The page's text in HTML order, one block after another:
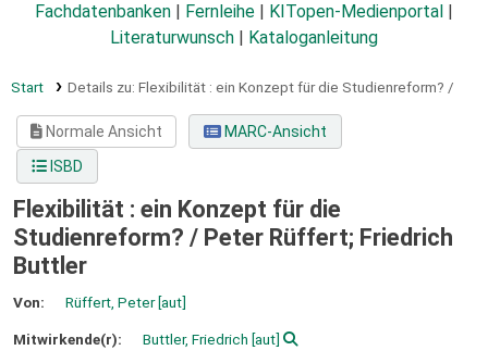
Fachdatenbanken
Fernleihe KITopen-Medienportal
Literaturwunsch
Kataloganleitung
Start Details zu: Flexibilität : ein Konzept für die Studienreform? /
Normale Ansicht
MARC-Ansicht
ISBD
Flexibilität : ein Konzept für die
Studienreform? / Peter Rüffert; Friedrich
Buttler
Von: Rüffert, Peter[aut]
Mitwirkende(r): Buttler, Friedrich [aut]